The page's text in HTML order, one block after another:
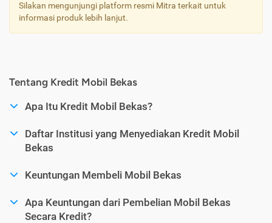
Silakan mengunjungi platform resmi Mitra terkait untuk
informasi produk lebih lanjut.
Tentang Kredit Mobil Bekas
Apa Itu Kredit Mobil Bekas?
Daftar Institusi yang Menyediakan Kredit Mobil
Bekas
Keuntungan Membeli Mobil Bekas
Apa Keuntungan dari Pembelian Mobil Bekas
Secara Kredit?